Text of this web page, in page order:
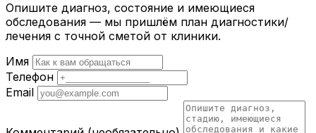
Опишите диагноз, состояние и имеющиеся
обследования — мы пришлём план диагностики/
лечения с точной сметой от клиники.
Имя
Телефон
Email